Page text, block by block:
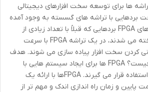
ها برای توسعه سخت افزارهای دیجیتالی
بردهایی با تراشه­ های گسسته به وجود آمده
­اند. با استفاده از تراشه­ های FPGA بردهایی که قبلاً با تعداد زیادی از
تراشه های دیجیتال ساخته می­ شدند، در یک تراشه FPGA با سرعت
کردن سخت افزار پیاده سازی می ­شوند. هدف
از دوره آموزشی FPGA چیست؟ FPGA ها برای ایجاد سیستم هایی با
انعطاف پذیری بالا مورد استفاده قرار می ­گیرند. FPGAها با ارائه یک
پایین و زمان راه­ اندازی اندک و مهم ­تر از